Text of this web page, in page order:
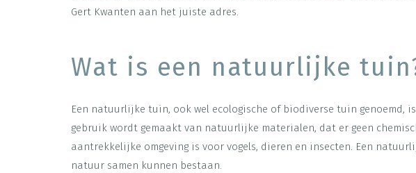
Gert Kwanten aan het juiste adres.
Wat is een natuurlijke
Een natuurlijke tuin, ook wel ecologische of biodiverse tuin
gebruik wordt gemaakt van natuurlijke materialen, dat er geen
aantrekkelijke omgeving is voor vogels, dieren en insecten. Een
natuur samen kunnen bestaan.